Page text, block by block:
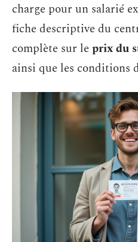
charge pour un salarié
fiche descriptive du
complète sur leprix du
ainsi que les conditions